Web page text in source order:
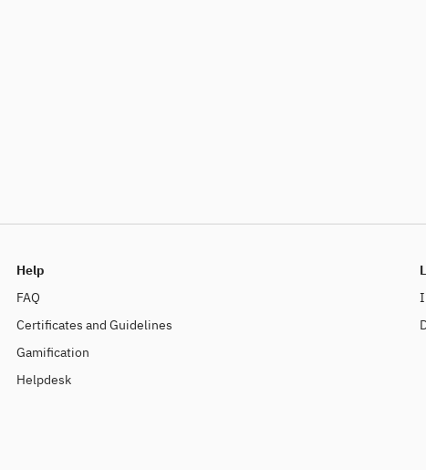
Help
FAQ
Certificates and Guidelines
Gamification
Helpdesk